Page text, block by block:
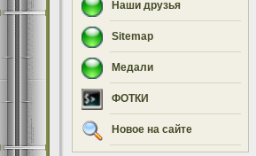
Наши друзья
Sitemap
Медали
ФОТКИ
Новое на сайте